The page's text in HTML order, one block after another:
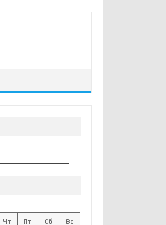
Чт Пт Сб Вс